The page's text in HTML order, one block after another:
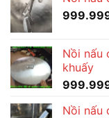
Nồi nấu
khuấy
Nồi nấu